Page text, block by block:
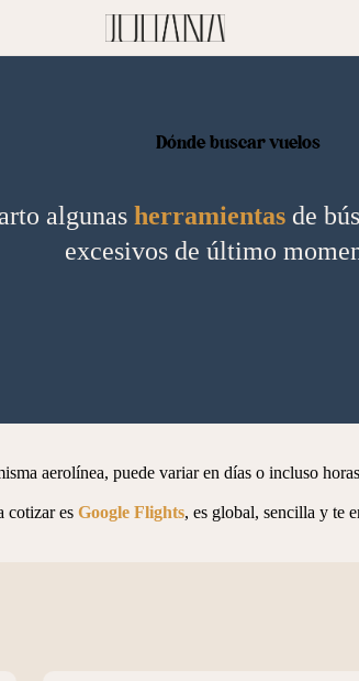
Dónde buscar vuelos
algunas herramientasde
excesivos de último
aerolínea, puede variar en días o incluso
cotizar es Google Flights, es global, sencilla y te